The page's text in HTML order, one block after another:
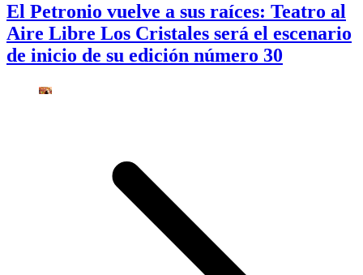
El Petronio vuelve a sus raíces: Teatro al
Aire Libre Los Cristales será el escenario
de inicio de su edición número 30